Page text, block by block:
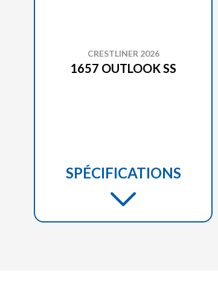
CRESTLINER 2026
1657 OUTLOOK SS
SPÉCIFICATIONS